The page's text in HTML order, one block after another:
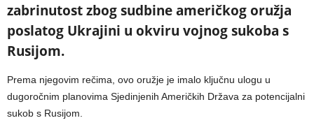
zabrinutost zbog sudbine američkog oružja
poslatog Ukrajini u okviru vojnog sukoba s
Rusijom.
Prema njegovim rečima, ovo oružje je imalo ključnu ulogu u
dugoročnim planovima Sjedinjenih Američkih Država za potencijalni
sukob s Rusijom.